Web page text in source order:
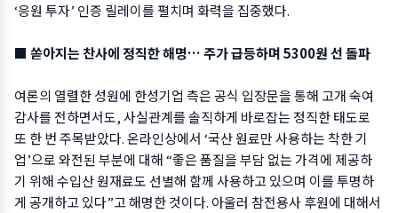
‘응원 투자’ 인증 릴레이를 펼치며 화력을 집중했다.
■ 쏟아지는 찬사에 정직한 해명… 주가 급등하며 5300원 선 돌파
여론의 열렬한 성원에 한성기업 측은 공식 입장문을 통해 고개 숙여
감사를 전하면서도, 사실관계를 솔직하게 바로잡는 정직한 태도로
또 한 번 주목받았다. 온라인상에서 ‘국산 원료만 사용하는 착한 기
업’으로 와전된 부분에 대해 “좋은 품질을 부담 없는 가격에 제공하
기 위해 수입산 원재료도 선별해 함께 사용하고 있으며 이를 투명하
게 공개하고 있다”고 해명한 것이다. 아울러 참전용사 후원에 대해서